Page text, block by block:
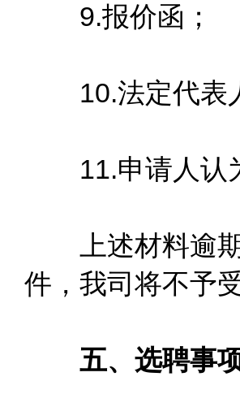
9.报价函；
10.法定代表人
11.申请人认
上述材料逾期
件，我司将不予受
五、选聘事项